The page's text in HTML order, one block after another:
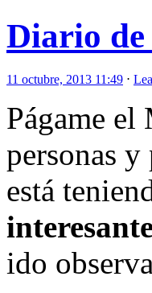
Diario de
11 octubre, 2013 11:49 ⋅
Págame el
personas
está
ido